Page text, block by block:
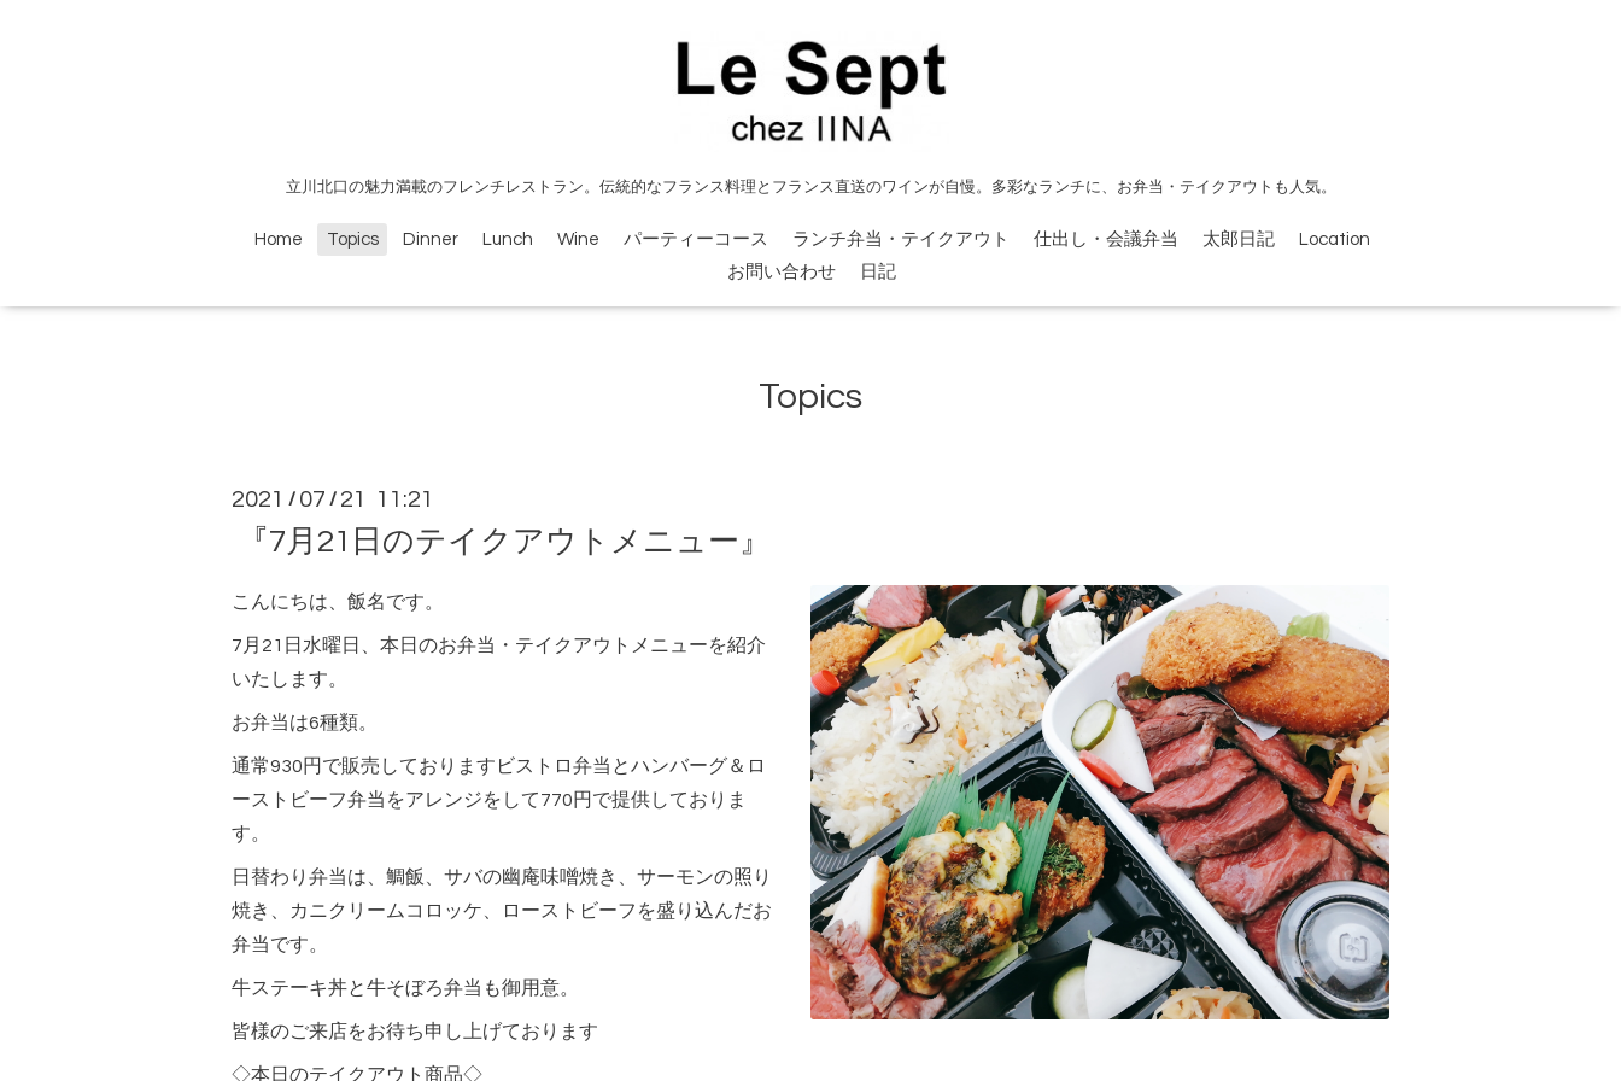
立川北口の魅力満載のフレンチレストラン。伝統的なフランス料理とフランス直送のワインが自慢。多彩なランチに、お弁当・テイクアウトも人気。
Home Topics Dinner Lunch Wine パーティーコース ランチ弁当・テイクアウト 仕出し・会議弁当 太郎日記
Location
お問い合わせ
日記
Topics
2021 / 07 / 21 11:21
『7月21日のテイクアウトメニュー』
こんにちは、飯名です。
7月21日水曜日、本日のお弁当・テイクアウトメニューを紹介
いたします。
お弁当は6種類。
通常930円で販売しておりますビストロ弁当とハンバーグ＆ロ
ーストビーフ弁当をアレンジをして770円で提供しておりま
す。
日替わり弁当は、鯛飯、サバの幽庵味噌焼き、サーモンの照り
焼き、カニクリームコロッケ、ローストビーフを盛り込んだお
弁当です。
牛ステーキ丼と牛そぼろ弁当も御用意。
皆様のご来店をお待ち申し上げております
◇本日のテイクアウト商品◇